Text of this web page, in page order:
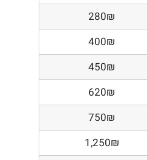
280₪
400₪
450₪
620₪
750₪
1,250₪